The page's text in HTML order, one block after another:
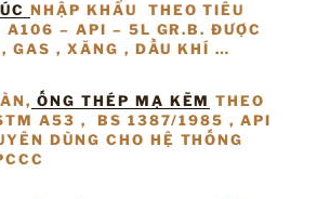
NHẬP KHẨU THEO TIÊU
A106 – API – 5L GR.B. ĐƯỢC
, GAS , XĂNG , DẦU KHÍ …
ỐNG THÉP MẠ KẼM THEO
A53 , BS 1387/1985 , API
DÙNG CHO HỆ THỐNG